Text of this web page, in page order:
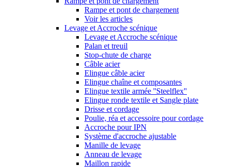
Rampe et pont de chargement
Voir les articles
Levage et Accroche scénique
Levage et Accroche scénique
Palan et treuil
Stop-chute de charge
Câble acier
Elingue câble acier
Elingue chaîne et composantes
Elingue textile armée ''Steelflex''
Elingue ronde textile et Sangle plate
Drisse et cordage
Poulie, réa et accessoire pour cordage
Accroche pour IPN
Système d'accroche ajustable
Manille de levage
Anneau de levage
Maillon rapide